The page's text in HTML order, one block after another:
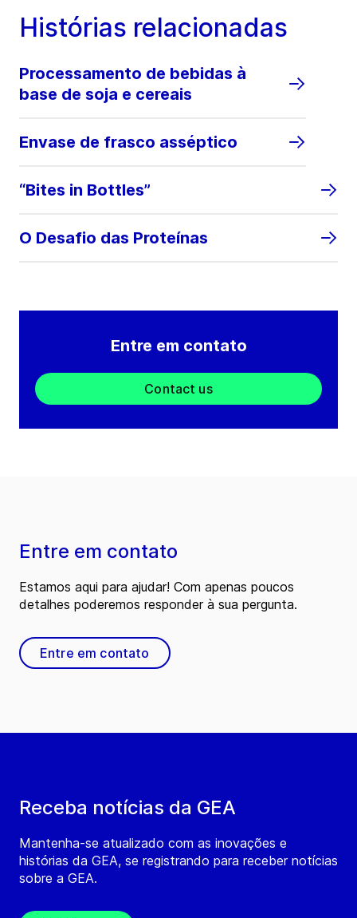
Histórias relacionadas
Processamento de bebidas à
base de soja e cereais
Envase de frasco asséptico
“Bites in Bottles”
O Desafio das Proteínas
Entre em contato
Contact us
Receba notícias da GEA
Mantenha-se atualizado com as inovações e
histórias da GEA, se registrando para receber notícias
sobre a GEA.
Entre em contato
Estamos aqui para ajudar! Com apenas poucos
detalhes poderemos responder à sua pergunta.
Entre em contato